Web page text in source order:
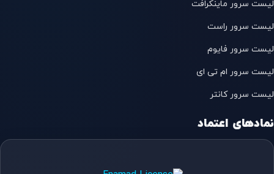
لیست سرور ماینکرافت
لیست سرور راست
لیست سرور فایوم
لیست سرور ام تی ای
لیست سرور کانتر
نمادهای اعتماد